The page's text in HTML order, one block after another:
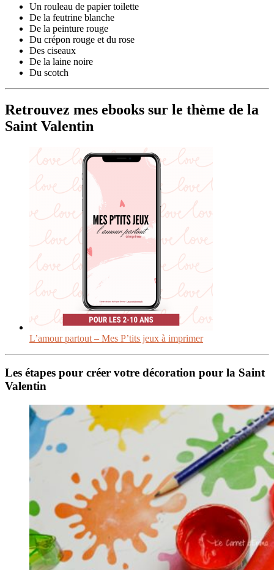
Un rouleau de papier toilette
De la feutrine blanche
De la peinture rouge
Du crépon rouge et du rose
Des ciseaux
De la laine noire
Du scotch
Retrouvez mes ebooks sur le thème de la
Saint Valentin
L’amour partout – Mes P’tits jeux à imprimer
Les étapes pour créer votre décoration pour la Saint
Valentin